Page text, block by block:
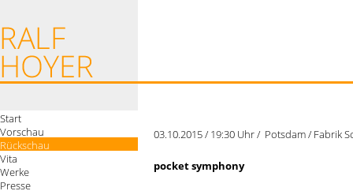
Start
Vorschau
Rückschau
Vita
Werke
Presse
03.10.2015 / 19:30 Uhr / Potsdam / Fabrik
pocket symphony